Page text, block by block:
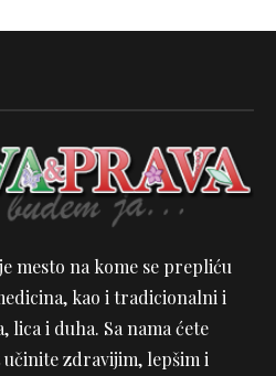
mesto na kome se prepliću
kao i tradicionalni i
i duha. Sa nama ćete
zdravijim, lepšim i